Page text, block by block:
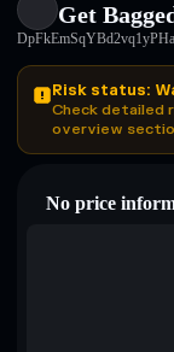
Get
Risk status:
Check detailed
overview
No price